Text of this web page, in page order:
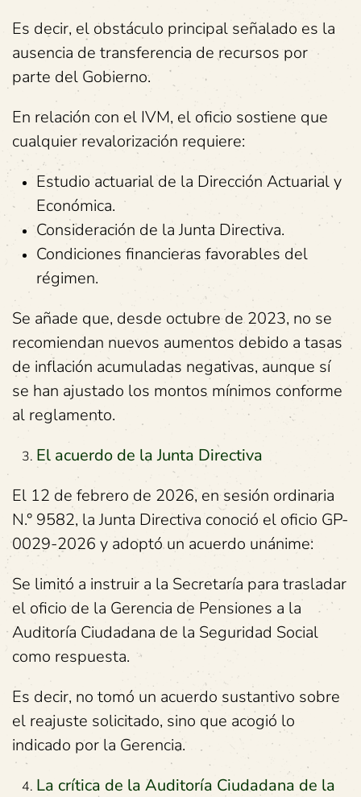
Es decir, el obstáculo principal señalado es la
ausencia de transferencia de recursos por
parte del Gobierno.
En relación con el IVM, el oficio sostiene que
cualquier revalorización requiere:
Estudio actuarial de la Dirección Actuarial y
Económica.
Consideración de la Junta Directiva.
Condiciones financieras favorables del
régimen.
Se añade que, desde octubre de 2023, no se
recomiendan nuevos aumentos debido a tasas
de inflación acumuladas negativas, aunque sí
se han ajustado los montos mínimos conforme
al reglamento.
El acuerdo de la Junta Directiva
El 12 de febrero de 2026, en sesión ordinaria
N.° 9582, la Junta Directiva conoció el oficio GP-
0029-2026 y adoptó un acuerdo unánime:
Se limitó a instruir a la Secretaría para trasladar
el oficio de la Gerencia de Pensiones a la
Auditoría Ciudadana de la Seguridad Social
como respuesta.
Es decir, no tomó un acuerdo sustantivo sobre
el reajuste solicitado, sino que acogió lo
indicado por la Gerencia.
La crítica de la Auditoría Ciudadana de la